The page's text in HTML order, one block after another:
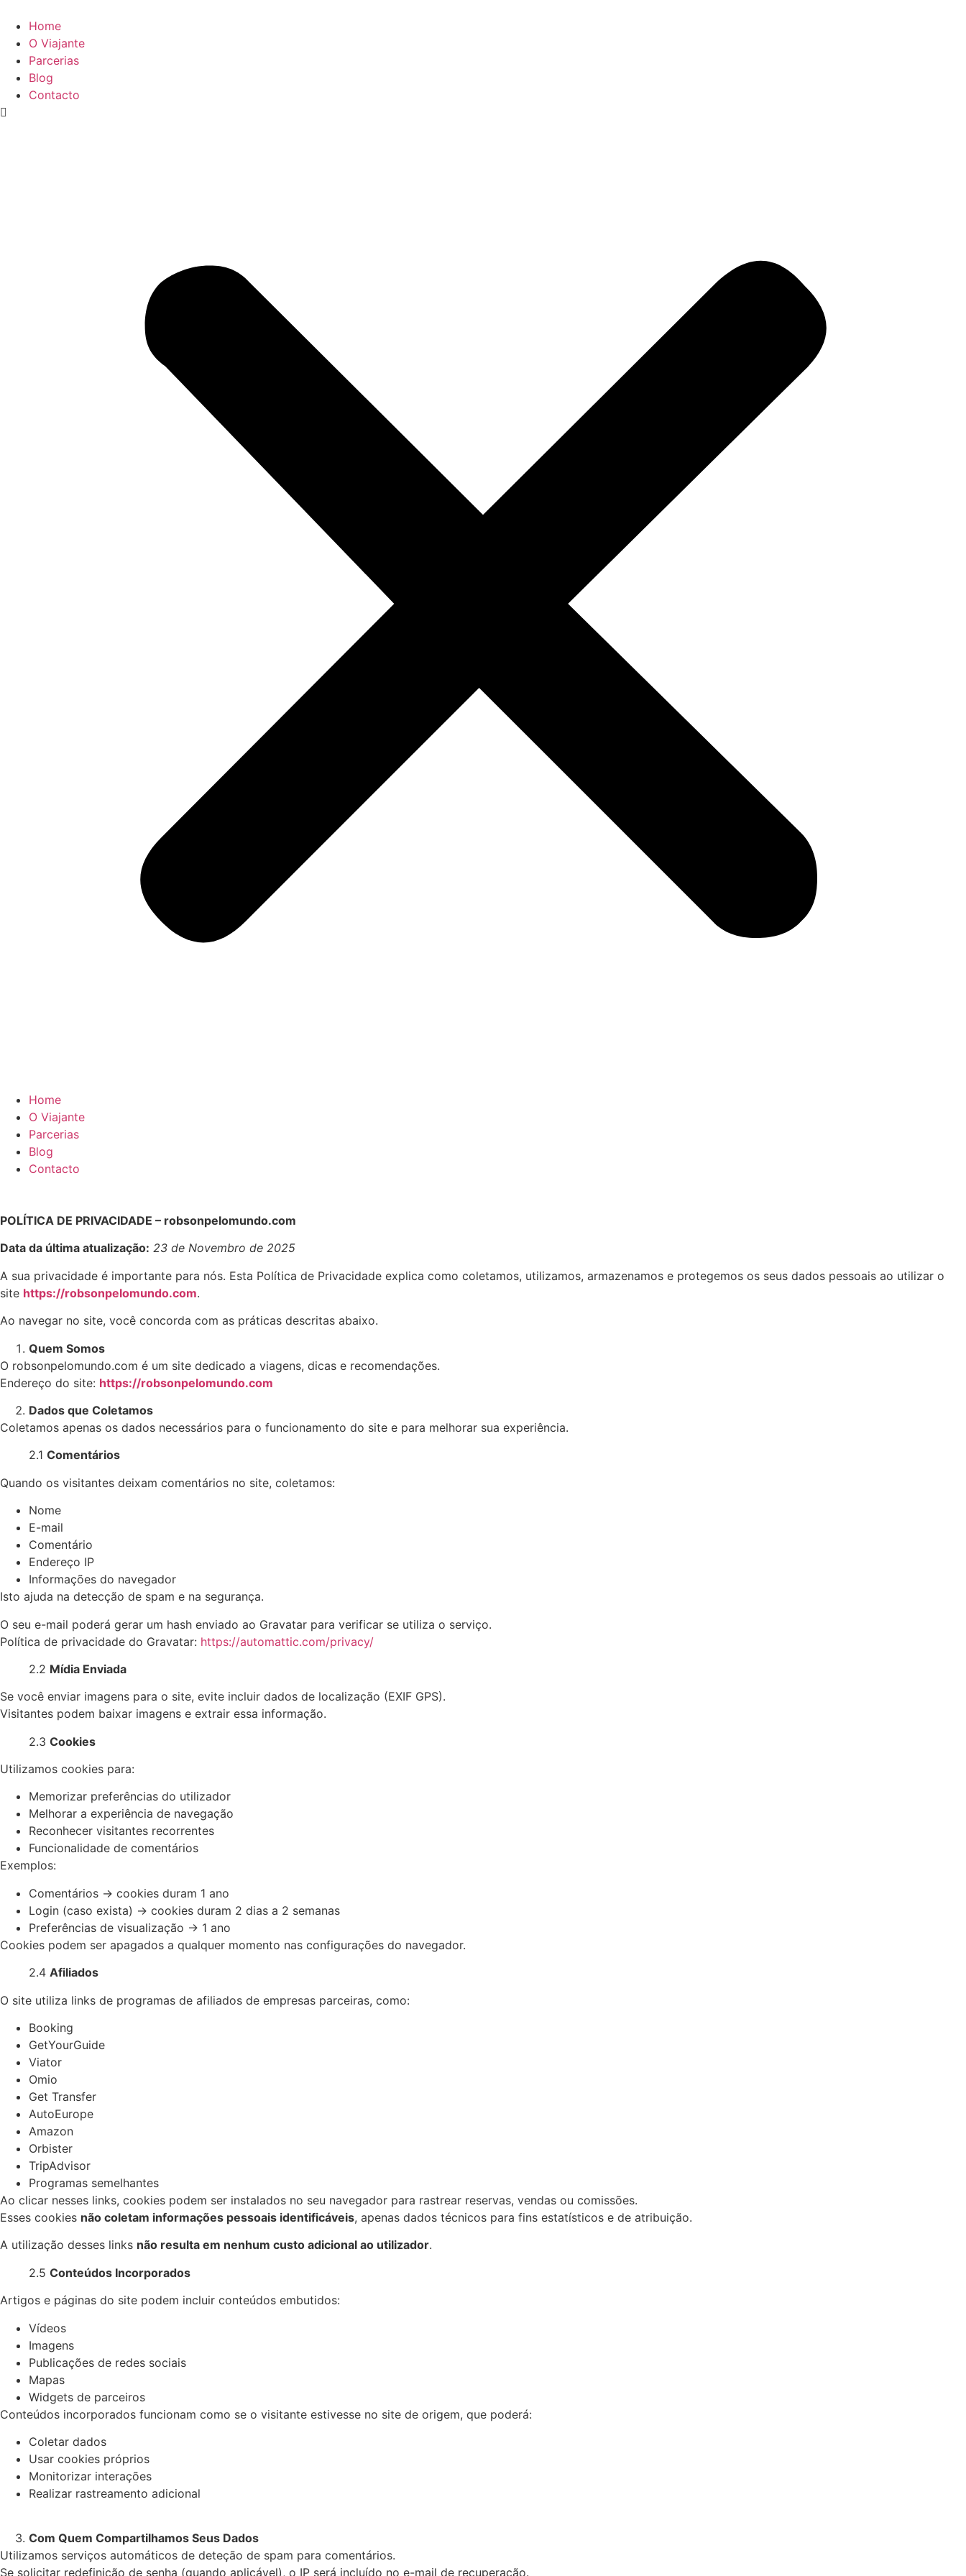
Home
O Viajante
Parcerias
Blog
Contacto
Home
O Viajante
Parcerias
Blog
Contacto
POLÍTICA DE PRIVACIDADE – robsonpelomundo.com
Data da última atualização: 23 de Novembro de 2025
A sua privacidade é importante para nós. Esta Política de Privacidade explica como coletamos, utilizamos, armazenamos e protegemos os seus dados pessoais ao utilizar o
site https://robsonpelomundo.com.
Ao navegar no site, você concorda com as práticas descritas abaixo.
Quem Somos
O robsonpelomundo.com é um site dedicado a viagens, dicas e recomendações.
Endereço do site: https://robsonpelomundo.com
Dados que Coletamos
Coletamos apenas os dados necessários para o funcionamento do site e para melhorar sua experiência.
2.1 Comentários
Quando os visitantes deixam comentários no site, coletamos:
Nome
E-mail
Comentário
Endereço IP
Informações do navegador
Isto ajuda na detecção de spam e na segurança.
O seu e-mail poderá gerar um hash enviado ao Gravatar para verificar se utiliza o serviço.
Política de privacidade do Gravatar: https://automattic.com/privacy/
2.2 Mídia Enviada
Se você enviar imagens para o site, evite incluir dados de localização (EXIF GPS).
Visitantes podem baixar imagens e extrair essa informação.
2.3 Cookies
Utilizamos cookies para:
Memorizar preferências do utilizador
Melhorar a experiência de navegação
Reconhecer visitantes recorrentes
Funcionalidade de comentários
Exemplos:
Comentários → cookies duram 1 ano
Login (caso exista) → cookies duram 2 dias a 2 semanas
Preferências de visualização → 1 ano
Cookies podem ser apagados a qualquer momento nas configurações do navegador.
2.4 Afiliados
O site utiliza links de programas de afiliados de empresas parceiras, como:
Booking
GetYourGuide
Viator
Omio
Get Transfer
AutoEurope
Amazon
Orbister
TripAdvisor
Programas semelhantes
Ao clicar nesses links, cookies podem ser instalados no seu navegador para rastrear reservas, vendas ou comissões.
Esses cookies não coletam informações pessoais identificáveis, apenas dados técnicos para fins estatísticos e de atribuição.
A utilização desses links não resulta em nenhum custo adicional ao utilizador.
2.5 Conteúdos Incorporados
Artigos e páginas do site podem incluir conteúdos embutidos:
Vídeos
Imagens
Publicações de redes sociais
Mapas
Widgets de parceiros
Conteúdos incorporados funcionam como se o visitante estivesse no site de origem, que poderá:
Coletar dados
Usar cookies próprios
Monitorizar interações
Realizar rastreamento adicional
Com Quem Compartilhamos Seus Dados
Utilizamos serviços automáticos de deteção de spam para comentários.
Se solicitar redefinição de senha (quando aplicável), o IP será incluído no e-mail de recuperação.